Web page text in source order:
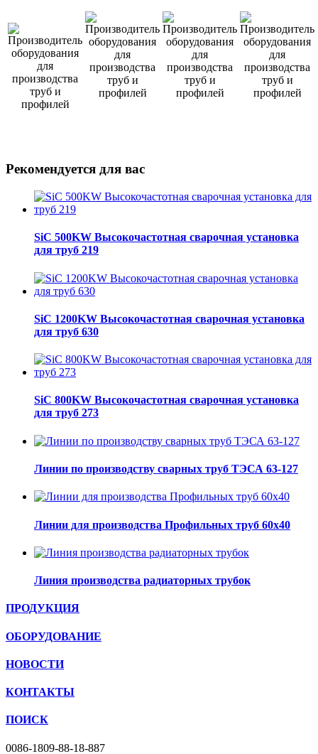
Рекомендуется для вас
SiC 500KW Высокочастотная сварочная установка
для труб 219
SiC 1200KW Высокочастотная сварочная установка
для труб 630
SiC 800KW Высокочастотная сварочная установка
для труб 273
Линии по производству сварных труб ТЭСА 63-127
Линии для производства Профильных труб 60х40
Линия производства радиаторных трубок
ПРОДУКЦИЯ
ОБОРУДОВАНИЕ
НОВОСТИ
КОНТАКТЫ
ПОИСК
0086-1809-88-18-887